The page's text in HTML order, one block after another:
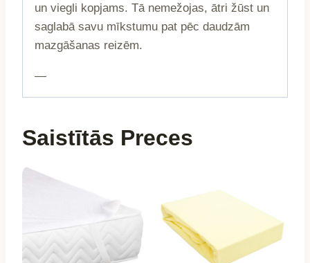
un viegli kopjams. Tā nemežojas, ātri žūst un
saglabā savu mīkstumu pat pēc daudzām
mazgāšanas reizēm.
—
Saistītās Preces